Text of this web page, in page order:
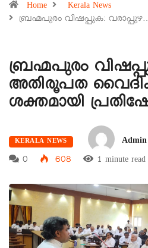
Home
Kerala News
ബ്രഹ്മപുരം വിഷപ്പുക:
ബ്രഹ്മപുരം
അതിരൂപത
ശക്തമായി
KERALA NEWS Admin
0
608 1 minute read